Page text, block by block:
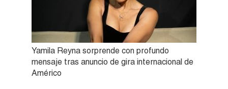
Yamila Reyna sorprende con profundo
mensaje tras anuncio de gira internacional de
Américo